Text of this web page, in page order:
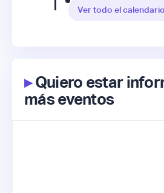
Ver todo el
▸Quiero estar
más eventos